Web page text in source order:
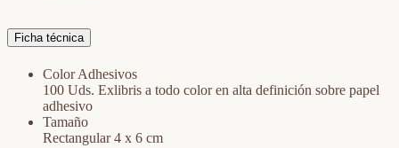
Ficha técnica
Color Adhesivos
100 Uds. Exlibris a todo color en alta definición sobre papel
adhesivo
Tamaño
Rectangular 4 x 6 cm